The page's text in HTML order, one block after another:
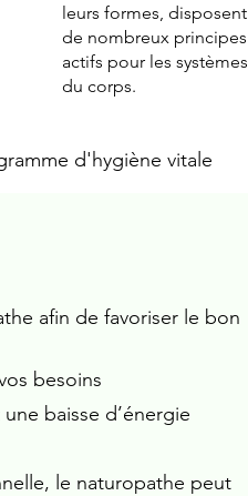
leurs formes, disposent
de nombreux principes
actifs pour les systèmes
du corps.
d'hygiène vitale
afin de favoriser le bon
besoins
baisse d’énergie
le naturopathe peut